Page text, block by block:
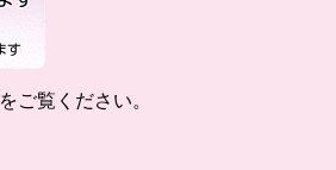
をご覧ください。